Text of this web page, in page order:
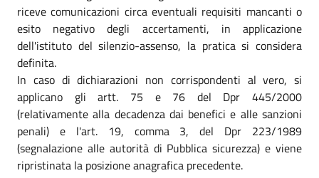
riceve comunicazioni circa eventuali requisiti mancanti o
esito negativo degli accertamenti, in applicazione
dell'istituto del silenzio-assenso, la pratica si considera
definita.
In caso di dichiarazioni non corrispondenti al vero, si
applicano gli artt. 75 e 76 del Dpr 445/2000
(relativamente alla decadenza dai benefici e alle sanzioni
penali) e l'art. 19, comma 3, del Dpr 223/1989
(segnalazione alle autorità di Pubblica sicurezza) e viene
ripristinata la posizione anagrafica precedente.